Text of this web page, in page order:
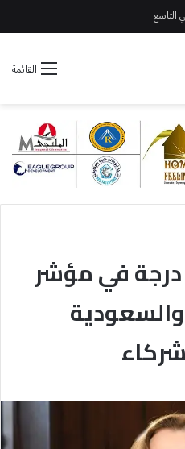
القائمة
مصر تحقق 48.1 درجة في مؤشر
والسعودية